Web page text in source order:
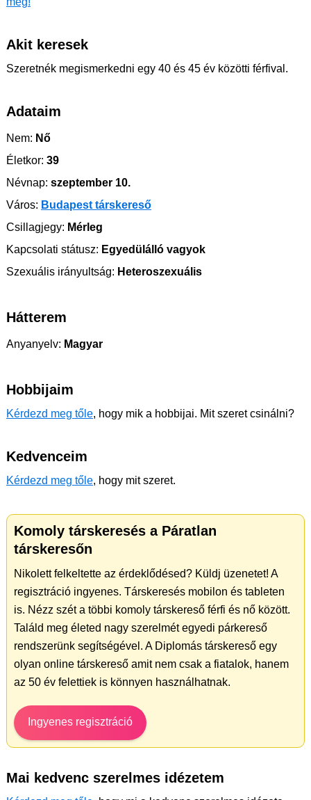
Akit keresek
Szeretnék megismerkedni egy 40 és 45 év közötti férfival.
Adataim
Nem: Nő
Életkor: 39
Névnap: szeptember 10.
Város: Budapest társkereső
Csillagjegy: Mérleg
Kapcsolati státusz: Egyedülálló vagyok
Szexuális irányultság: Heteroszexuális
Hátterem
Anyanyelv: Magyar
Hobbijaim
Kérdezd meg tőle, hogy mik a hobbijai. Mit szeret csinálni?
Kedvenceim
Kérdezd meg tőle, hogy mit szeret.
Komoly társkeresés a Páratlan
társkeresőn
Nikolett felkeltette az érdeklődésed? Küldj üzenetet! A
regisztráció ingyenes. Társkeresés mobilon és tableten
is. Nézz szét a többi komoly társkereső férfi és nő között.
Találd meg életed nagy szerelmét egyedi párkereső
rendszerünk segítségével. A Diplomás társkereső egy
olyan online társkereső amit nem csak a fiatalok, hanem
az 50 év felettiek is könnyen használhatnak.
Ingyenes regisztráció
Mai kedvenc szerelmes idézetem